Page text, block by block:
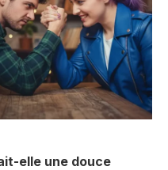
elle une douce